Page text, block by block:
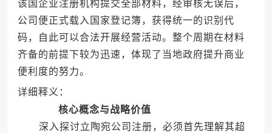
该国企业注册机构提交全部材料，经审核无误后，
公司便正式载入国家登记簿，获得统一的识别代
码，自此可以合法开展经营活动。整个周期在材料
齐备的前提下较为迅速，体现了当地政府提升商业
便利度的努力。
详细释义：
核心概念与战略价值
深入探讨立陶宛公司注册，必须首先理解其超